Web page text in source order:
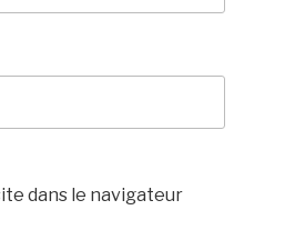
dans le navigateur